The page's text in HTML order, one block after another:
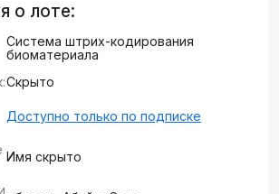
о лоте:
Система штрих-кодирования
биоматериала
Скрыто
Доступно только по подписке
Имя скрыто